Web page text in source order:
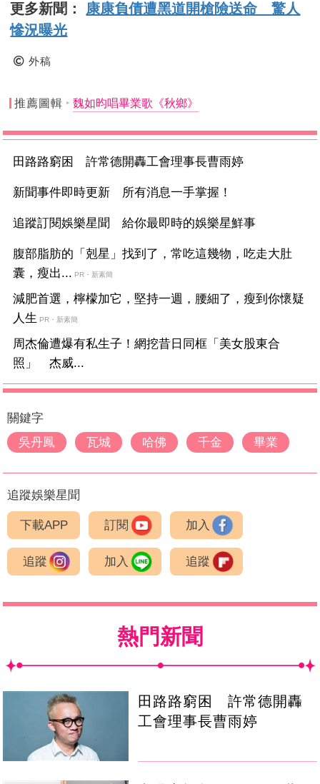
更多新聞： 康康負債遭黑道開槍險送命 驚人
慘況曝光
外稿
推薦圖輯 魏如昀唱畢業歌《秋鄉》
田路路窮困 許常德開轟工會理事長曹雨婷
新聞事件即時更新 所有消息一手掌握！
追蹤訂閱娛樂星聞 給你最即時的娛樂星鮮事
腹部脂肪的「剋星」找到了，常吃這幾物，吃走大肚
囊，瘦出... PR・新素簡
減肥首選，檸檬加它，堅持一週，腰細了，瘦到你懷疑
人生 PR・新素簡
周杰倫遭爆有私生子！網挖昔日同框「美女股東合
照」 杰威...
關鍵字
吳丹鳳
瓦城 哈佛 千金 畢業
追蹤娛樂星聞
下載APP 訂閱 加入
追蹤 加入 追蹤
熱門新聞
田路路窮困 許常德開轟
工會理事長曹雨婷